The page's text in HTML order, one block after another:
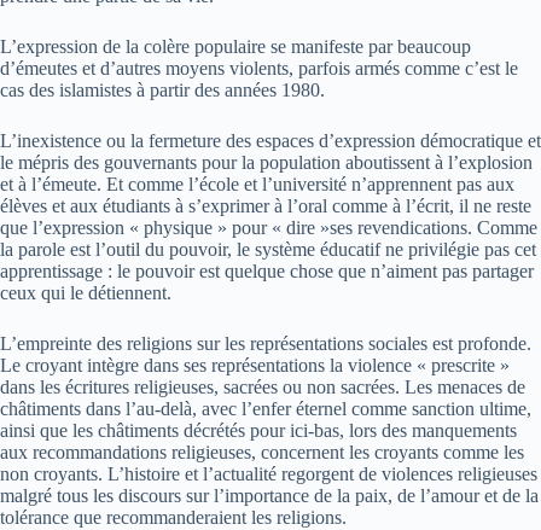
L’expression de la colère populaire se manifeste par beaucoup
d’émeutes et d’autres moyens violents, parfois armés comme c’est le
cas des islamistes à partir des années 1980.
L’inexistence ou la fermeture des espaces d’expression démocratique et
le mépris des gouvernants pour la population aboutissent à l’explosion
et à l’émeute. Et comme l’école et l’université n’apprennent pas aux
élèves et aux étudiants à s’exprimer à l’oral comme à l’écrit, il ne reste
que l’expression « physique » pour « dire »ses revendications. Comme
la parole est l’outil du pouvoir, le système éducatif ne privilégie pas cet
apprentissage : le pouvoir est quelque chose que n’aiment pas partager
ceux qui le détiennent.
L’empreinte des religions sur les représentations sociales est profonde.
Le croyant intègre dans ses représentations la violence « prescrite »
dans les écritures religieuses, sacrées ou non sacrées. Les menaces de
châtiments dans l’au-delà, avec l’enfer éternel comme sanction ultime,
ainsi que les châtiments décrétés pour ici-bas, lors des manquements
aux recommandations religieuses, concernent les croyants comme les
non croyants. L’histoire et l’actualité regorgent de violences religieuses
malgré tous les discours sur l’importance de la paix, de l’amour et de la
tolérance que recommanderaient les religions.